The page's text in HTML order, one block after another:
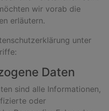
wir vorab die
erläutern.
unter
Daten
sind alle Informationen,
oder